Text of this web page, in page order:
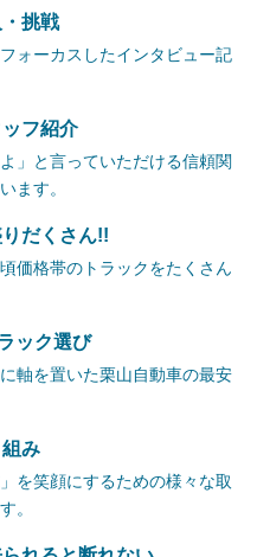
挑戦
ォーカスしたインタビュー記
フ紹介
」と言っていただける信頼関
ます。
だくさん!!
価格帯のトラックをたくさん
ック選び
軸を置いた栗山自動車の最安
み
を笑顔にするための様々な取
。